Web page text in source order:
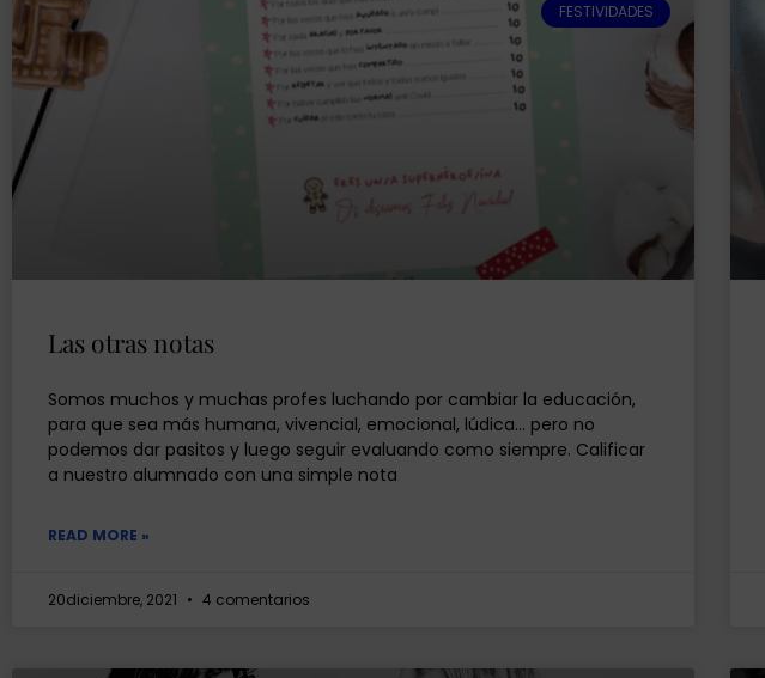
FESTIVIDADES
Las otras notas
Somos muchos y muchas profes luchando por cambiar la educación,
para que sea más humana, vivencial, emocional, lúdica… pero no
podemos dar pasitos y luego seguir evaluando como siempre. Calificar
a nuestro alumnado con una simple nota
READ MORE »
20diciembre, 2021 4 comentarios